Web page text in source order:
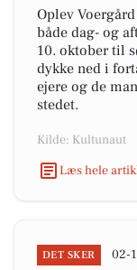
Oplev
både dag- og
10. oktober til
dykke ned i
ejere og de
stedet.
Kilde: Kultunaut
Læs hele
DET SKER 02-